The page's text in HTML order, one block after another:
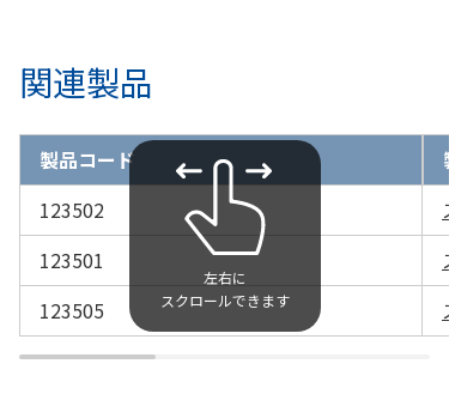
関連製品
製品コード
123502
123501
123505